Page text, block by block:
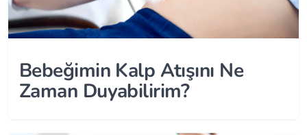
Bebeğimin Kalp Atışını Ne
Zaman Duyabilirim?